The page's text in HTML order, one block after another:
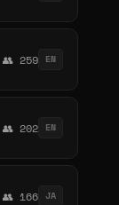
👥 259 EN
👥 202 EN
👥 166 JA